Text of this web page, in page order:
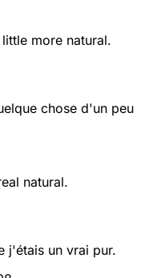
more natural.
chose d'un peu
natural.
j'étais un vrai pur.